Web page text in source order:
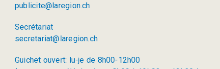
publicite@laregion.ch
Secrétariat
secretariat@laregion.ch
Guichet ouvert: lu-je de 8h00-12h00